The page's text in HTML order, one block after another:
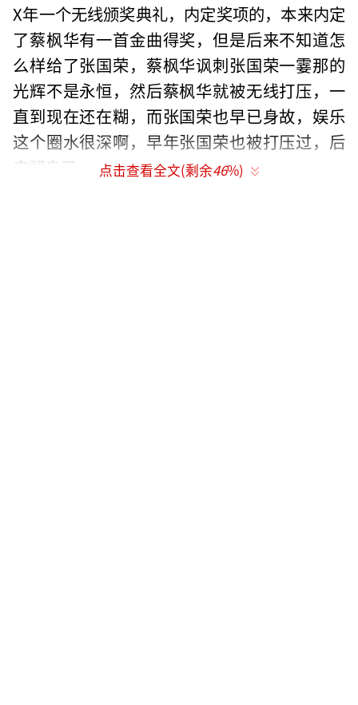
X年一个无线颁奖典礼，内定奖项的，本来内定
了蔡枫华有一首金曲得奖，但是后来不知道怎
么样给了张国荣，蔡枫华讽刺张国荣一霎那的
光辉不是永恒，然后蔡枫华就被无线打压，一
直到现在还在糊，而张国荣也早已身故，娱乐
这个圈水很深啊，早年张国荣也被打压过，后
来翻身了。
点击查看全文(剩余46%)